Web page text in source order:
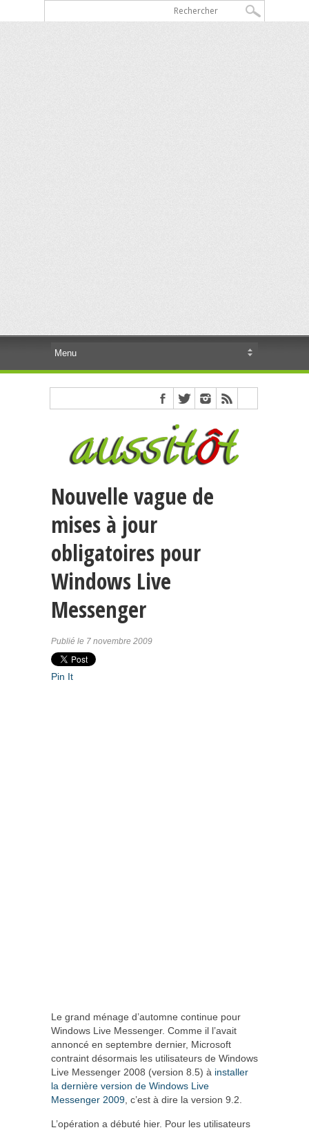
Nouvelle vague de
mises à jour
obligatoires pour
Windows Live
Messenger
Publié le 7 novembre 2009
Pin It
Le grand ménage d’automne continue pour
Windows Live Messenger. Comme il l’avait
annoncé en septembre dernier, Microsoft
contraint désormais les utilisateurs de Windows
Live Messenger 2008 (version 8.5) à installer
la dernière version de Windows Live
Messenger 2009 , c’est à dire la version 9.2.
L’opération a débuté hier. Pour les utilisateurs